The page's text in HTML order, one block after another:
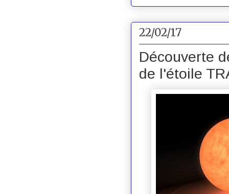
22/02/17
Découverte
de l'étoile